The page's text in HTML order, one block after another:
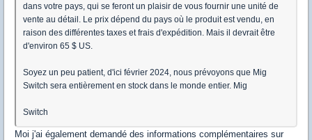
dans votre pays, qui se feront un plaisir de vous fournir une unité de
vente au détail. Le prix dépend du pays où le produit est vendu, en
raison des différentes taxes et frais d'expédition. Mais il devrait être
d'environ 65 $ US.
Soyez un peu patient, d'ici février 2024, nous prévoyons que Mig
Switch sera entièrement en stock dans le monde entier. Mig
Switch
Moi j'ai également demandé des informations complémentaires sur